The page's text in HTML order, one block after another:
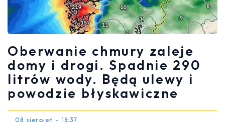
Oberwanie chmury zaleje
domy i drogi. Spadnie 290
litrów wody. Będą ulewy i
powodzie błyskawiczne
08 sierpień - 18:37